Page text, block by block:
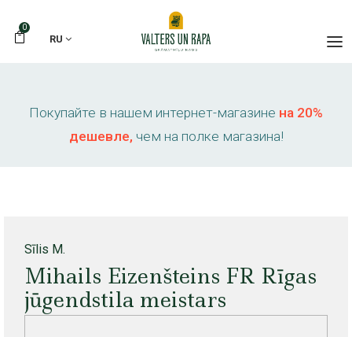
0
RU
Покупайте в нашем интернет-магазине на 20%
дешевле, чем на полке магазина!
Sīlis M.
Mihails Eizenšteins FR Rīgas
jūgendstila meistars